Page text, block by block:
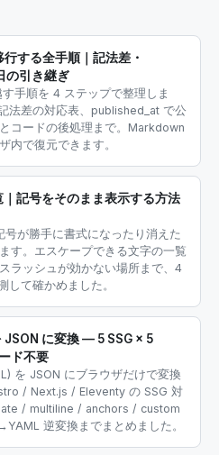
する全手順｜記法差・
引き継ぎ
手順を 4 ステップで整理しま
法差の対応表、published_at で公
コードの後処理まで。Markdown
内で復元できます。
記号をそのまま表示する方法
が勝手に書式になったり消えた
す。エスケープできる文字の一覧
ラッシュが効かない場所まで、4
て確かめました。
に変換 — 5 SSG × 5
ド不要
を JSON にブラウザだけで変換
/ Next.js / Eleventy の SSG 対
/ multiline / anchors / custom
逆変換までまとめました。